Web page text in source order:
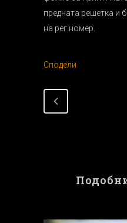
предната решетка и
на рег.номер.
Сподели